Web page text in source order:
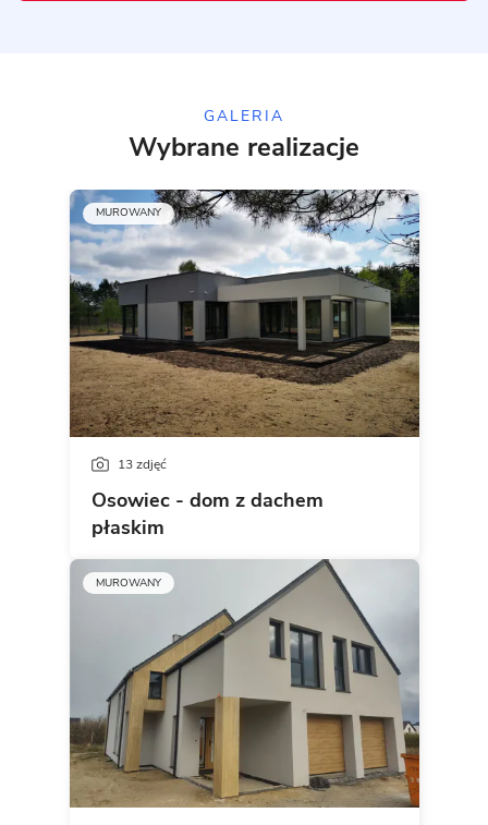
GALERIA
Wybrane realizacje
MUROWANY
13 zdjęć
Osowiec - dom z dachem
płaskim
MUROWANY